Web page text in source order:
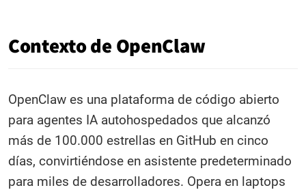
Contexto de OpenClaw
OpenClaw es una plataforma de código abierto
para agentes IA autohospedados que alcanzó
más de 100.000 estrellas en GitHub en cinco
días, convirtiéndose en asistente predeterminado
para miles de desarrolladores. Opera en laptops